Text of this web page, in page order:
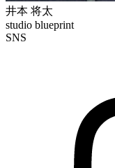
井本 将太
studio blueprint
SNS